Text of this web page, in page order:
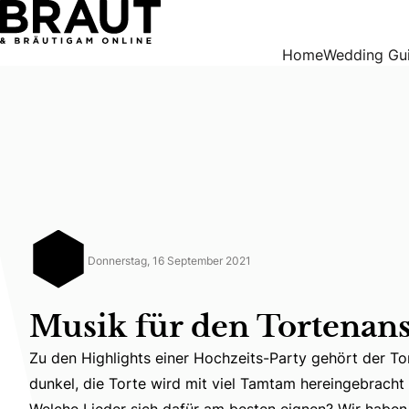
HomeWedding
Donnerstag, 16 September 2021
Musik für den
Zu den Highlights einer Hochzeits-Party gehört der
Zu den Highlights einer Hochzeits-Party gehört der
dunkel, die Torte wird mit viel Tamtam